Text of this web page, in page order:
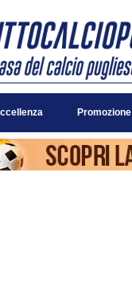
Promozione